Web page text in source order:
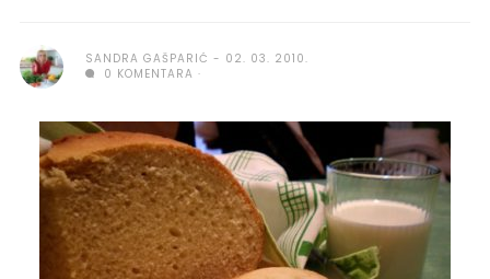
SANDRA GAŠPARIĆ
02. 03. 2010.
0 KOMENTARA